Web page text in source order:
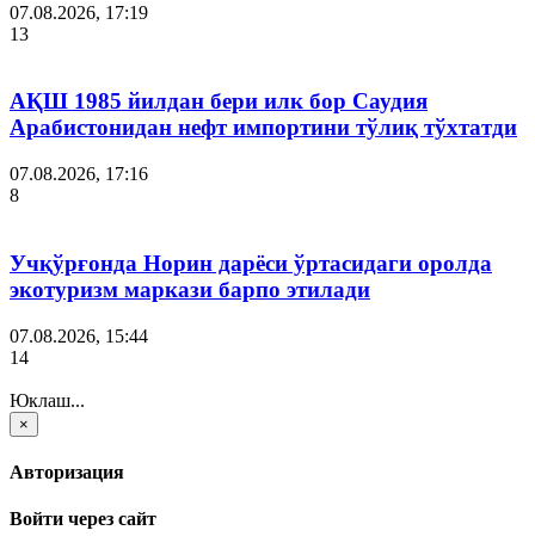
07.08.2026, 17:19
13
АҚШ 1985 йилдан бери илк бор Саудия
Арабистонидан нефт импортини тўлиқ тўхтатди
07.08.2026, 17:16
8
Учқўрғонда Норин дарёси ўртасидаги оролда
экотуризм маркази барпо этилади
07.08.2026, 15:44
14
Юклаш...
×
Авторизация
Войти через сайт